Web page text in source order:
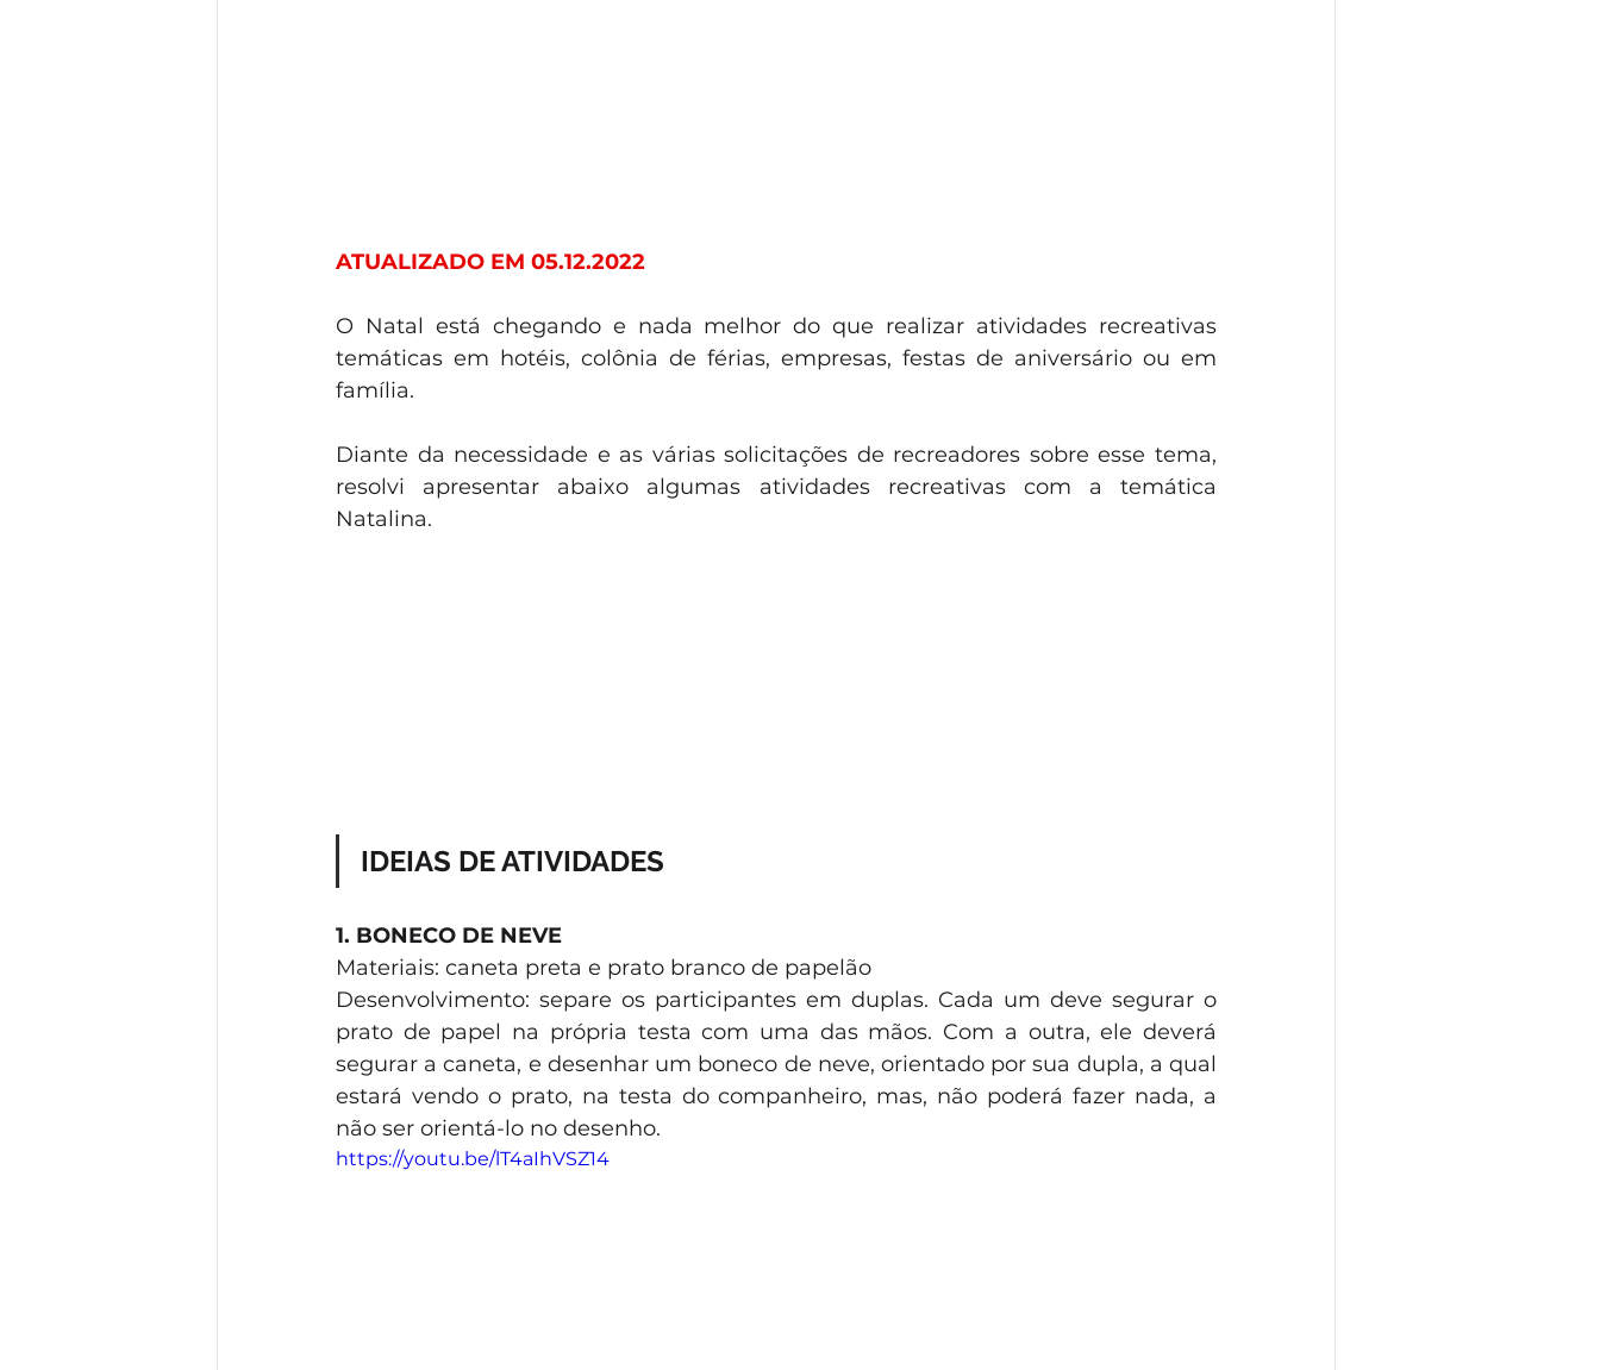
ATUALIZADO EM 05.12.2022
O Natal está chegando e nada melhor do que realizar atividades recreativas
temáticas em hotéis, colônia de férias, empresas, festas de aniversário ou em
família.
Diante da necessidade e as várias solicitações de recreadores sobre esse tema,
resolvi apresentar abaixo algumas atividades recreativas com a temática
Natalina.
IDEIAS DE ATIVIDADES
1. BONECO DE NEVE
Materiais: caneta preta e prato branco de papelão
Desenvolvimento: separe os participantes em duplas. Cada um deve segurar o
prato de papel na própria testa com uma das mãos. Com a outra, ele deverá
segurar a caneta, e desenhar um boneco de neve, orientado por sua dupla, a qual
estará vendo o prato, na testa do companheiro, mas, não poderá fazer nada, a
não ser orientá-lo no desenho.
https://youtu.be/lT4aIhVSZ14